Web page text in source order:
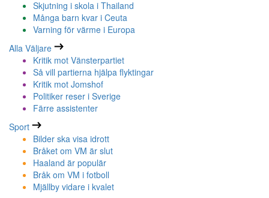
Skjutning i skola i Thailand
Många barn kvar i Ceuta
Varning för värme i Europa
Alla Väljare
Kritik mot Vänsterpartiet
Så vill partierna hjälpa flyktingar
Kritik mot Jomshof
Politiker reser i Sverige
Färre assistenter
Sport
Bilder ska visa idrott
Bråket om VM är slut
Haaland är populär
Bråk om VM i fotboll
Mjällby vidare i kvalet